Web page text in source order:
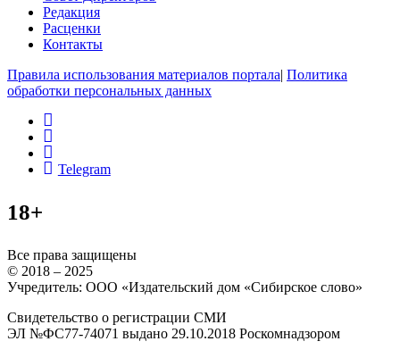
Редакция
Расценки
Контакты
Правила использования материалов портала| Политика
обработки персональных данных
Telegram
18+
Все права защищены
© 2018 – 2025
Учредитель: ООО «Издательский дом «Сибирское слово»
Свидетельство о регистрации СМИ
ЭЛ №ФС77-74071 выдано 29.10.2018 Роскомнадзором